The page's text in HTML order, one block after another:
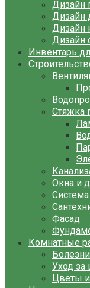
Дизайн
Дизайн
Дизайн
Дизайн
Инвентарь
Стяжка
Окна и
Фасад
Комнатные
Уход за
Цветы